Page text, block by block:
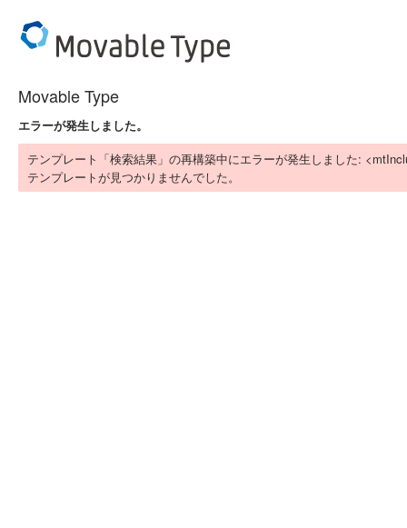
Movable Type
エラーが発生しました。
テンプレート「検索結果」の再構築中にエラーが発生しました:
テンプレートが見つかりませんでした。